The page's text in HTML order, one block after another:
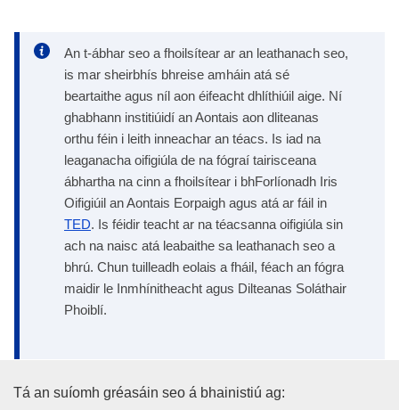
An t-ábhar seo a fhoilsítear ar an leathanach seo,
is mar sheirbhís bhreise amháin atá sé
beartaithe agus níl aon éifeacht dhlíthiúil aige. Ní
ghabhann institiúidí an Aontais aon dliteanas
orthu féin i leith inneachar an téacs. Is iad na
leaganacha oifigiúla de na fógraí tairisceana
ábhartha na cinn a fhoilsítear i bhForlíonadh Iris
Oifigiúil an Aontais Eorpaigh agus atá ar fáil in
TED. Is féidir teacht ar na téacsanna oifigiúla sin
ach na naisc atá leabaithe sa leathanach seo a
bhrú. Chun tuilleadh eolais a fháil, féach an fógra
maidir le Inmhínitheacht agus Dilteanas Soláthair
Phoiblí.
Oifig Foilseachán an Aontais
Tá an suíomh gréasáin seo á bhainistiú ag: